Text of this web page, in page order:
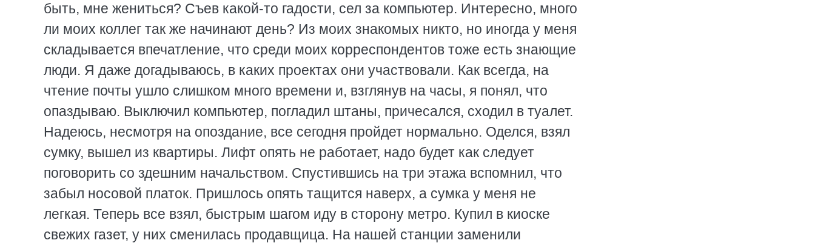
быть, мне жениться? Съев какой-то гадости, сел за компьютер. Интересно, много
ли моих коллег так же начинают день? Из моих знакомых никто, но иногда у меня
складывается впечатление, что среди моих корреспондентов тоже есть знающие
люди. Я даже догадываюсь, в каких проектах они участвовали. Как всегда, на
чтение почты ушло слишком много времени и, взглянув на часы, я понял, что
опаздываю. Выключил компьютер, погладил штаны, причесался, сходил в туалет.
Hадеюсь, несмотря на опоздание, все сегодня пройдет нормально. Оделся, взял
сумку, вышел из квартиры. Лифт опять не работает, надо будет как следует
поговорить со здешним начальством. Спустившись на три этажа вспомнил, что
забыл носовой платок. Пришлось опять тащится наверх, а сумка у меня не
легкая. Теперь все взял, быстрым шагом иду в сторону метро. Купил в киоске
свежих газет, у них сменилась продавщица. Hа нашей станции заменили